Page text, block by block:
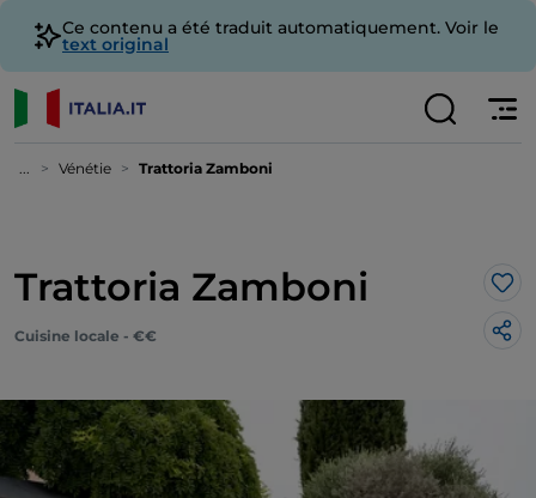
Ce contenu a été traduit automatiquement. Voir le
text original
... Vénétie Trattoria Zamboni
Trattoria Zamboni
Cuisine locale - €€